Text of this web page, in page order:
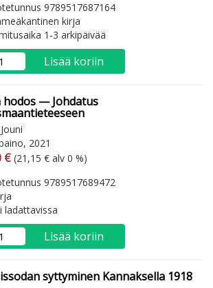
9789517687164
kirja
1-3 arkipäivää
Lisää koriin
hodos — Johdatus
2021
hinta
€ Arvonlisäveroton hinta
(21,15 € alv 0 %)
9789517689472
ladattavissa
Lisää koriin
syttyminen Kannaksella 1918